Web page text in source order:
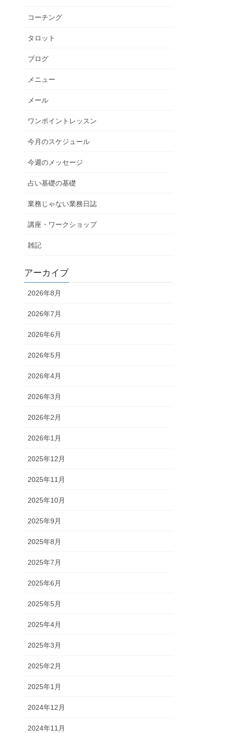
コーチング
タロット
ブログ
メニュー
メール
ワンポイントレッスン
今月のスケジュール
今週のメッセージ
占い基礎の基礎
業務じゃない業務日誌
講座・ワークショップ
雑記
アーカイブ
2026年8月
2026年7月
2026年6月
2026年5月
2026年4月
2026年3月
2026年2月
2026年1月
2025年12月
2025年11月
2025年10月
2025年9月
2025年8月
2025年7月
2025年6月
2025年5月
2025年4月
2025年3月
2025年2月
2025年1月
2024年12月
2024年11月